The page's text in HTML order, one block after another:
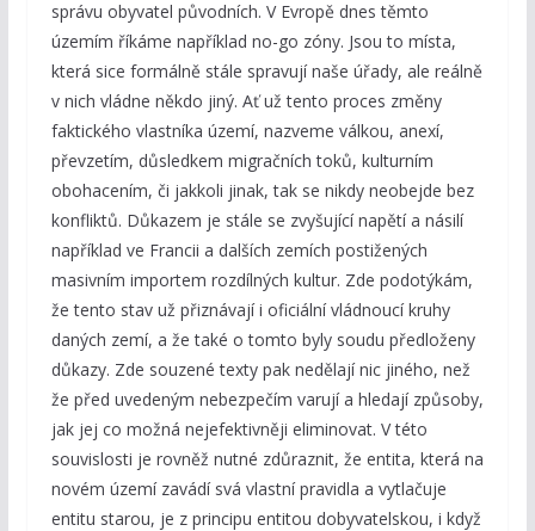
správu obyvatel původních. V Evropě dnes těmto
územím říkáme například no-go zóny. Jsou to místa,
která sice formálně stále spravují naše úřady, ale reálně
v nich vládne někdo jiný. Ať už tento proces změny
faktického vlastníka území, nazveme válkou, anexí,
převzetím, důsledkem migračních toků, kulturním
obohacením, či jakkoli jinak, tak se nikdy neobejde bez
konfliktů. Důkazem je stále se zvyšující napětí a násilí
například ve Francii a dalších zemích postižených
masivním importem rozdílných kultur. Zde podotýkám,
že tento stav už přiznávají i oficiální vládnoucí kruhy
daných zemí, a že také o tomto byly soudu předloženy
důkazy. Zde souzené texty pak nedělají nic jiného, než
že před uvedeným nebezpečím varují a hledají způsoby,
jak jej co možná nejefektivněji eliminovat. V této
souvislosti je rovněž nutné zdůraznit, že entita, která na
novém území zavádí svá vlastní pravidla a vytlačuje
entitu starou, je z principu entitou dobyvatelskou, i když